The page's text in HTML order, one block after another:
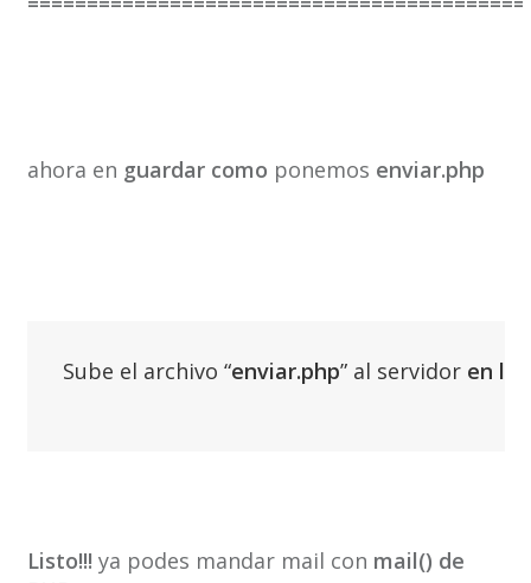
ahora en guardar como ponemos enviar.php
Sube el archivo “enviar.php” al servidor en la
Listo!!! ya podes mandar mail con mail() de